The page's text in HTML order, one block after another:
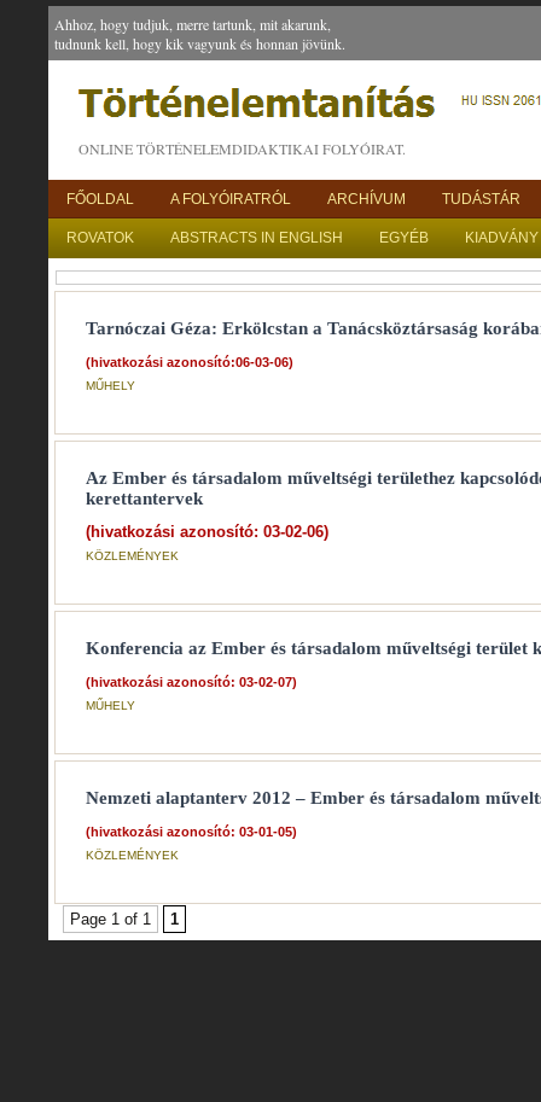
Ahhoz, hogy tudjuk, merre tartunk, mit akarunk,
tudnunk kell, hogy kik vagyunk és honnan jövünk.
ONLINE TÖRTÉNELEMDIDAKTIKAI FOLYÓIRAT.
FŐOLDAL A FOLYÓIRATRÓL ARCHÍVUM TUDÁSTÁR
ROVATOK ABSTRACTS IN ENGLISH EGYÉB
Tarnóczai Géza: Erkölcstan a Tanácsköztársaság
(hivatkozási azonosító:06-03-06)
MŰHELY
Az Ember és társadalom műveltségi területhez
kerettantervek
(hivatkozási azonosító: 03-02-06)
KÖZLEMÉNYEK
Konferencia az Ember és társadalom műveltségi terület
(hivatkozási azonosító: 03-02-07)
MŰHELY
Nemzeti alaptanterv 2012 – Ember és társadalom
(hivatkozási azonosító: 03-01-05)
KÖZLEMÉNYEK
Page 1 of 1 1